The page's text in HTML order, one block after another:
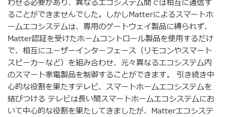
わせる必要があり、異なるエコシステム間では相互に通信す
ることができませんでした。しかしMatterによるスマートホ
ームエコシステムは、専用のゲートウェイ製品に縛られず、
Matter認証を受けたホームコントロール製品を使用するだけ
で、相互にユーザーインターフェース（リモコンやスマート
スピーカーなど）を組み合わせ、元々異なるエコシステム内
のスマート家電製品を制御することができます。 引き続き中
心的な役割を果たすテレビ、スマートホームエコシステムを
結びつける テレビは長い間スマートホームエコシステムにお
いて中心的な役割を果たしてきましたが、Matterエコシステ